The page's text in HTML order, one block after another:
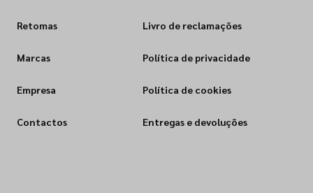
Retomas
Marcas
Empresa
Contactos
Livro de reclamações
Política de privacidade
Política de cookies
Entregas e devoluções